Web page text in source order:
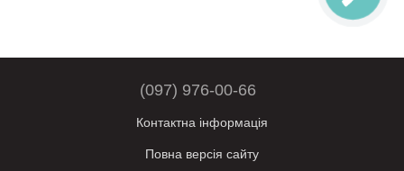
(097) 976-00-66
Контактна інформація
Повна версія сайту